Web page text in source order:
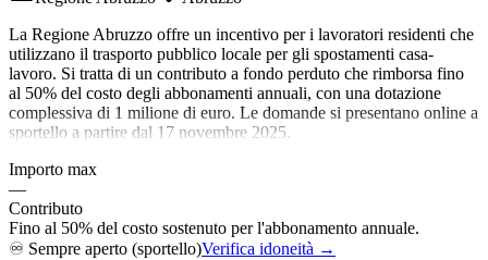
La Regione Abruzzo offre un incentivo per i lavoratori residenti che
utilizzano il trasporto pubblico locale per gli spostamenti casa-
lavoro. Si tratta di un contributo a fondo perduto che rimborsa fino
al 50% del costo degli abbonamenti annuali, con una dotazione
complessiva di 1 milione di euro. Le domande si presentano online a
sportello a partire dal 17 novembre 2025.
Importo max
—
Contributo
Fino al 50% del costo sostenuto per l'abbonamento annuale.
♾️ Sempre aperto (sportello)Verifica idoneità →